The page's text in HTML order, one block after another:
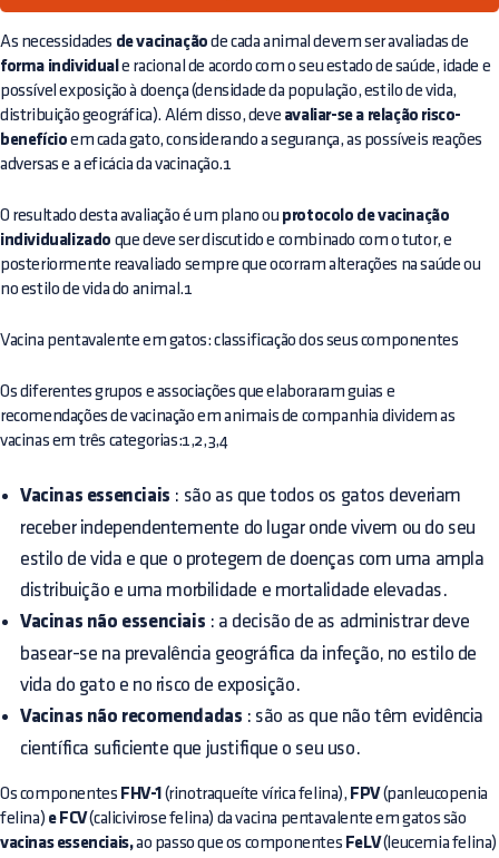
As necessidades de vacinação de cada animal devem ser avaliadas de
forma individuale racional de acordo com o seu estado de saúde, idade e
possível exposição à doença (densidade da população, estilo de vida,
distribuição geográfica). Além disso, deve avaliar-se a relação risco-
benefício em cada gato, considerando a segurança, as possíveis reações
adversas e a eficácia da vacinação.1
O resultado desta avaliação é um plano ou protocolo de vacinação
individualizado que deve ser discutido e combinado com o tutor, e
posteriormente reavaliado sempre que ocorram alterações na saúde ou
no estilo de vida do animal.1
Vacina pentavalente em gatos: classificação dos seus componentes
Os diferentes grupos e associações que elaboraram guias e
recomendações de vacinação em animais de companhia dividem as
vacinas em três categorias:1,2,3,4
Vacinas essenciais : são as que todos os gatos deveriam
receber independentemente do lugar onde vivem ou do seu
estilo de vida e que o protegem de doenças com uma ampla
distribuição e uma morbilidade e mortalidade elevadas.
Vacinas não essenciais : a decisão de as administrar deve
basear-se na prevalência geográfica da infeção, no estilo de
vida do gato e no risco de exposição.
Vacinas não recomendadas : são as que não têm evidência
científica suficiente que justifique o seu uso.
Os componentes FHV-1 (rinotraqueíte vírica felina), FPV (panleucopenia
felina) e FCV(calicivirose felina) da vacina pentavalente em gatos são
vacinas essenciais,ao passo que os componentes FeLV(leucemia felina)